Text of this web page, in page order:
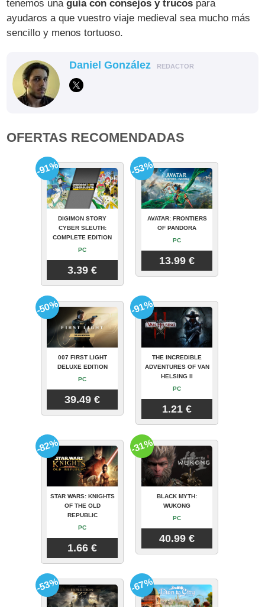
tenemos unaguía con consejos y trucos para
ayudaros a que vuestro viaje medieval sea mucho más
sencillo y menos tortuoso.
Daniel González REDACTOR
OFERTAS RECOMENDADAS
DIGIMON STORY
CYBER SLEUTH:
COMPLETE EDITION
PC
3.39 €
-91%
AVATAR: FRONTIERS
OF PANDORA
PC
13.99 €
-53%
007 FIRST LIGHT
DELUXE EDITION
PC
39.49 €
-50%
THE INCREDIBLE
ADVENTURES OF VAN
HELSING II
PC
1.21 €
-91%
STAR WARS: KNIGHTS
OF THE OLD
REPUBLIC
PC
1.66 €
-82%
BLACK MYTH:
WUKONG
PC
40.99 €
-31%
-53% -67%